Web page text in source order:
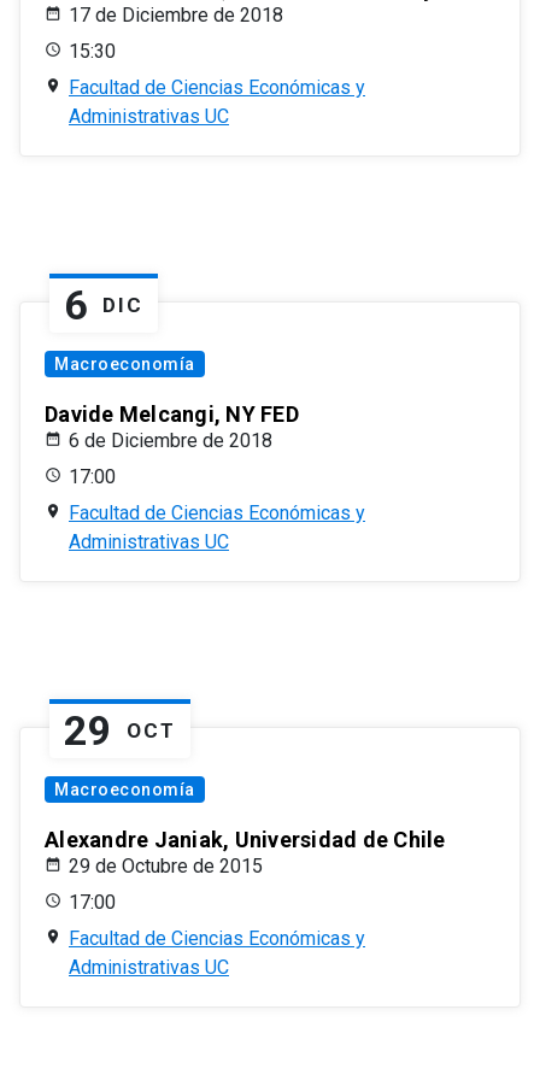
17 de Diciembre de 2018
15:30
Facultad de Ciencias Económicas y
Administrativas UC
6 DIC
Macroeconomía
Davide Melcangi, NY FED
6 de Diciembre de 2018
17:00
Facultad de Ciencias Económicas y
Administrativas UC
29 OCT
Macroeconomía
Alexandre Janiak, Universidad de Chile
29 de Octubre de 2015
17:00
Facultad de Ciencias Económicas y
Administrativas UC